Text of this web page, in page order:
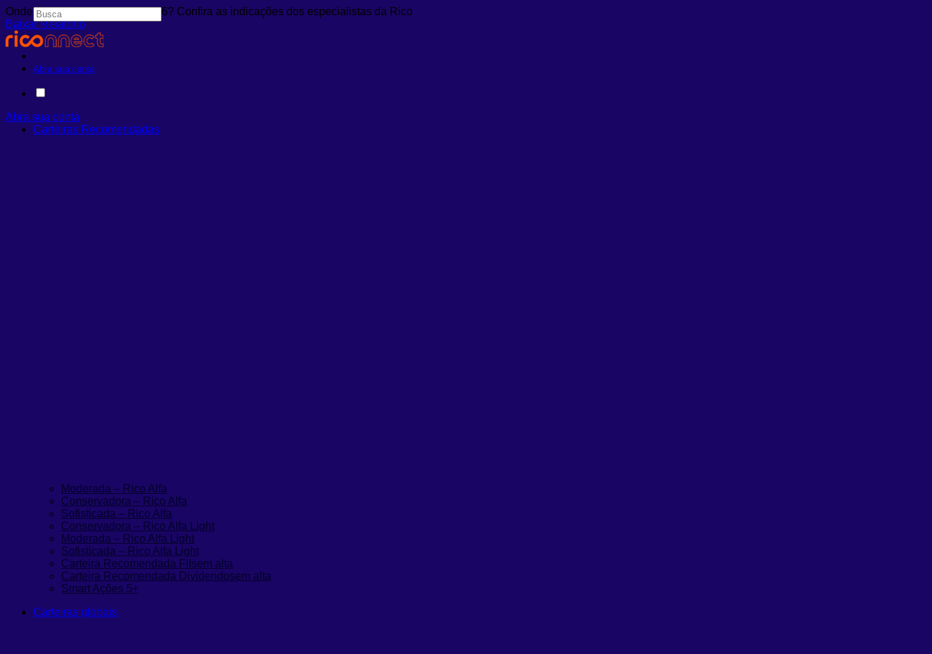
Onde investir em agosto de 2026? Confira as indicações dos especialistas da Rico
Baixar Relatório
Abra sua conta
Abra sua conta
Carteiras Recomendadas
Moderada – Rico Alfa
Conservadora – Rico Alfa
Sofisticada – Rico Alfa
Conservadora – Rico Alfa Light
Moderada – Rico Alfa Light
Sofisticada – Rico Alfa Light
Carteira Recomendada FIIsem alta
Carteira Recomendada Dividendosem alta
Smart Ações 5+
Carteiras globais